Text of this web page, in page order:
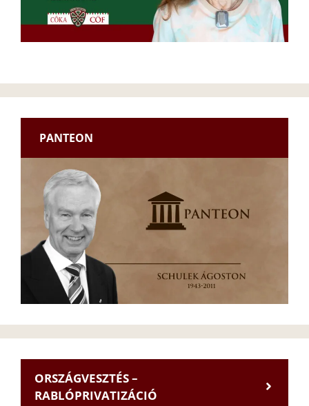
PANTEON
ORSZÁGVESZTÉS –
RABLÓPRIVATIZÁCIÓ